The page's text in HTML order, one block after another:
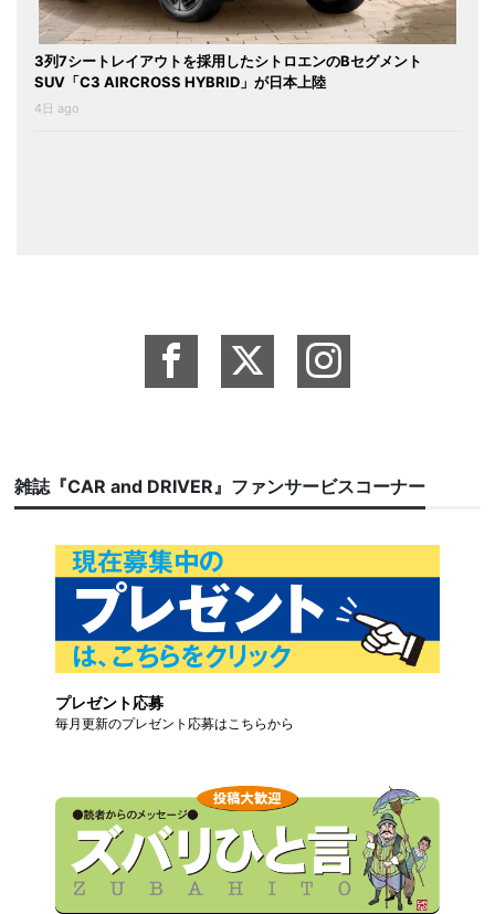
3列7シートレイアウトを採用したシトロエンのBセグメント
SUV「C3 AIRCROSS HYBRID」が日本上陸
4日 ago
雑誌『CAR and DRIVER』ファンサービスコーナー
プレゼント応募
毎月更新のプレゼント応募はこちらから